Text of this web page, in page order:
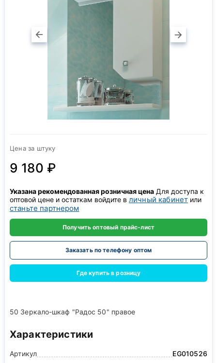
Цена за штуку
9 180 ₽
Указана рекомендованная розничная цена Для доступа к
оптовой цене и остаткам войдите в личный кабинет или
станьте партнером
Получить оптовый прайс-лист
Заказать по телефону оптом
Где купить в розницу
50 Зеркало-шкаф "Радос 50" правое
Характеристики
Артикул
EG010526